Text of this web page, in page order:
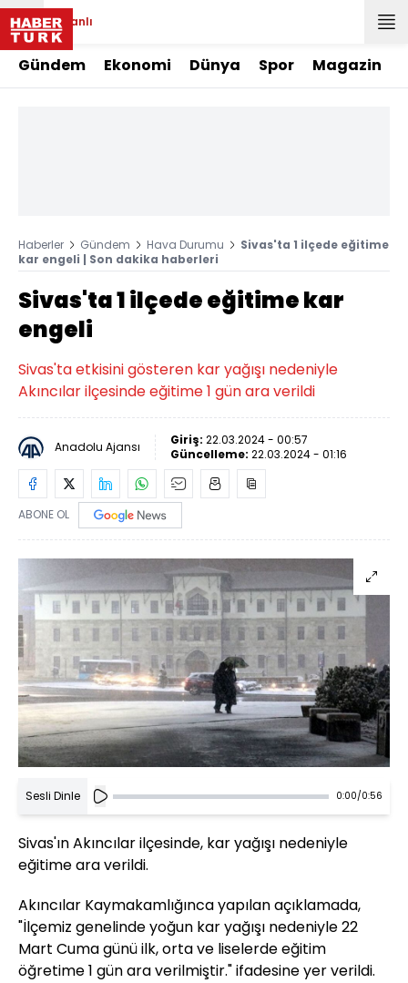
Canlı
Gündem Ekonomi Dünya Spor Magazin
Haberler Gündem Hava Durumu
Sivas'ta 1 ilçede eğitime
kar engeli | Son dakika haberleri
Sivas'ta 1 ilçede eğitime kar
engeli
Sivas'ta etkisini gösteren kar yağışı nedeniyle
Akıncılar ilçesinde eğitime 1 gün ara verildi
Anadolu Ajansı Giriş: 22.03.2024 - 00:57
Güncelleme: 22.03.2024 - 01:16
ABONE OL
Sesli Dinle 0:00/0:56
Sivas'ın Akıncılar ilçesinde, kar yağışı nedeniyle
eğitime ara verildi.
Akıncılar Kaymakamlığınca yapılan açıklamada,
"İlçemiz genelinde yoğun kar yağışı nedeniyle 22
Mart Cuma günü ilk, orta ve liselerde eğitim
öğretime 1 gün ara verilmiştir." ifadesine yer verildi.